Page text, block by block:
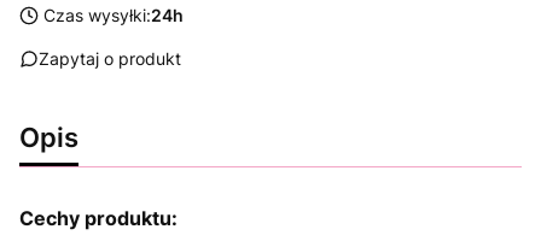
Czas wysyłki:24h
Zapytaj o produkt
Opis
Cechy produktu: